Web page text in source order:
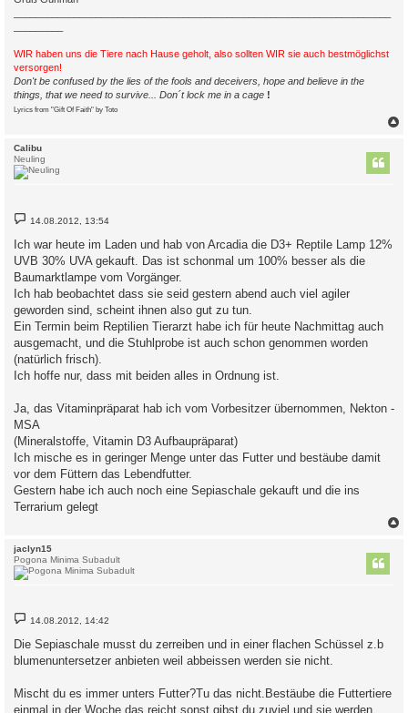
WIR haben uns die Tiere nach Hause geholt, also sollten WIR sie auch bestmöglichst
versorgen!
Don't be confused by the lies of the fools and deceivers, hope and believe in the
things, that we need to survive... Don´t lock me in a cage !
Lyrics from "Gift Of Faith" by Toto
Calibu
Neuling
B
e
t
r
g
14.08.2012, 13:54
Ich war heute im Laden und hab von Arcadia die D3+ Reptile Lamp 12%
UVB 30% UVA gekauft. Das ist schonmal um 100% besser als die
Baumarktlampe vom Vorgänger.
Ich hab beobachtet dass sie seid gestern abend auch viel agiler
geworden sind, scheint ihnen also gut zu tun.
Ein Termin beim Reptilien Tierarzt habe ich für heute Nachmittag auch
ausgemacht, und die Stuhlprobe ist auch schon genommen worden
(natürlich frisch).
Ich hoffe nur, dass mit beiden alles in Ordnung ist.
Ja, das Vitaminpräparat hab ich vom Vorbesitzer übernommen, Nekton -
MSA
(Mineralstoffe, Vitamin D3 Aufbaupräparat)
Ich mische es in geringer Menge unter das Futter und bestäube damit
vor dem Füttern das Lebendfutter.
Gestern habe ich auch noch eine Sepiaschale gekauft und die ins
Terrarium gelegt
jaclyn15
Pogona Minima Subadult
B
e
t
r
14.08.2012, 14:42
Die Sepiaschale musst du zerreiben und in einer flachen Schüssel z.b
blumenuntersetzer anbieten weil abbeissen werden sie nicht.
Mischt du es immer unters Futter?Tu das nicht.Bestäube die Futtertiere
einmal in der Woche das reicht sonst gibst du zuviel und sie werden